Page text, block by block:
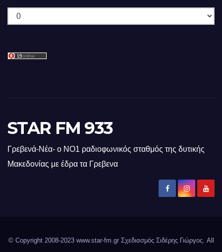
Ιστορικό
STAR FM 933
Γρεβενά-Νέα- ο ΝΟ1 ραδιοφωνικός σταθμός της δυτικής
Μακεδονίας με έδρα τα Γρεβενα
© Copyright 2008-2023 www.star-fm.gr Σχεδιασμός Σιδέρης Γιώργος. All